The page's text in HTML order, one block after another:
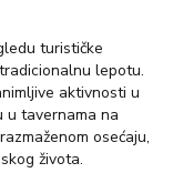
turističke
lepotu.
aktivnosti u
u tavernama na
osećaju,
života.